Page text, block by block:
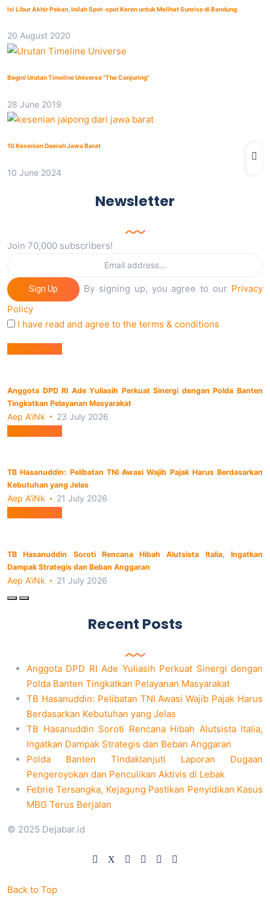
Isi Libur Akhir Pekan, Inilah Spot-spot Keren untuk Melihat Sunrise di Bandung
20 August 2020
Begini Urutan Timeline Universe “The Conjuring”
28 June 2019
10 Kesenian Daerah Jawa Barat
10 June 2024
Newsletter
Join 70,000 subscribers!
Sign Up By signing up, you agree to our Privacy
Policy
I have read and agree to the terms & conditions
Berita Utama
Anggota DPD RI Ade Yuliasih Perkuat Sinergi dengan Polda Banten
Tingkatkan Pelayanan Masyarakat
Aep A'iNk 23 July 2026
Berita Utama
TB Hasanuddin: Pelibatan TNI Awasi Wajib Pajak Harus Berdasarkan
Kebutuhan yang Jelas
Aep A'iNk 21 July 2026
Berita Utama
TB Hasanuddin Soroti Rencana Hibah Alutsista Italia, Ingatkan
Dampak Strategis dan Beban Anggaran
Aep A'iNk 21 July 2026
Recent Posts
Anggota DPD RI Ade Yuliasih Perkuat Sinergi dengan
Polda Banten Tingkatkan Pelayanan Masyarakat
TB Hasanuddin: Pelibatan TNI Awasi Wajib Pajak Harus
Berdasarkan Kebutuhan yang Jelas
TB Hasanuddin Soroti Rencana Hibah Alutsista Italia,
Ingatkan Dampak Strategis dan Beban Anggaran
Polda Banten Tindaklanjuti Laporan Dugaan
Pengeroyokan dan Penculikan Aktivis di Lebak
Febrie Tersangka, Kejagung Pastikan Penyidikan Kasus
MBG Terus Berjalan
© 2025 Dejabar.id
Back to Top